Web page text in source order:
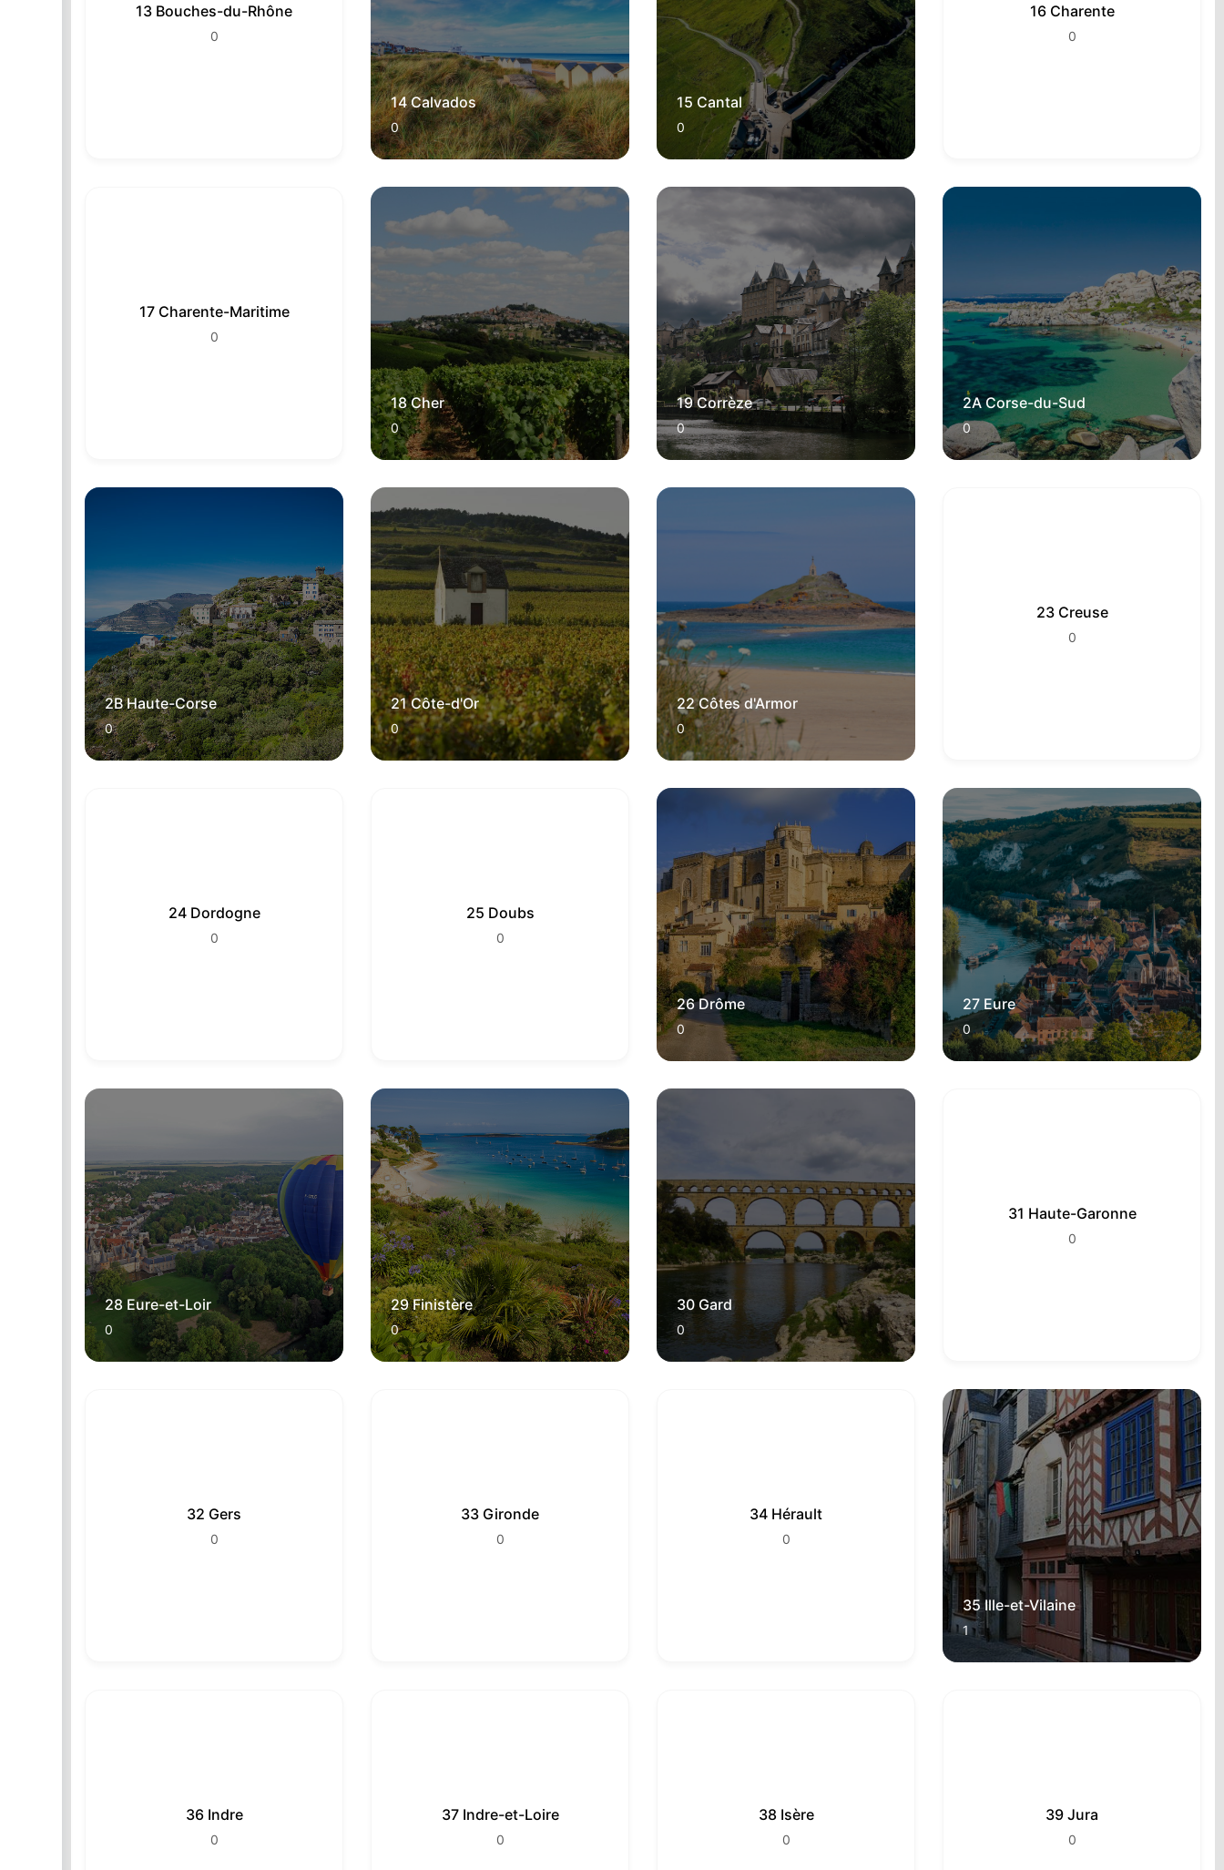
13 Bouches-du-Rhône
0
14 Calvados
0
15 Cantal
0
16 Charente
0
17 Charente-Maritime
0
18 Cher
0
19 Corrèze
0
2A Corse-du-Sud
0
2B Haute-Corse
0
21 Côte-d'Or
0
22 Côtes d'Armor
0
23 Creuse
0
24 Dordogne
0
25 Doubs
0
26 Drôme
0
27 Eure
0
28 Eure-et-Loir
0
29 Finistère
0
30 Gard
0
31 Haute-Garonne
0
32 Gers
0
33 Gironde
0
34 Hérault
0
35 Ille-et-Vilaine
1
36 Indre
0
37 Indre-et-Loire
0
38 Isère
0
39 Jura
0